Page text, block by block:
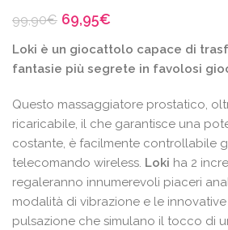
99,90€ Il
originale
era:
69,95€
attuale
è:
Loki è un giocattolo capace di
fantasie più segrete in favolosi
Questo massaggiatore prostatico,
ricaricabile, il che garantisce una
costante, è facilmente controllabile
telecomando wireless. Loki ha 2
regaleranno innumerevoli piaceri
modalità di vibrazione e le
pulsazione che simulano il tocco di